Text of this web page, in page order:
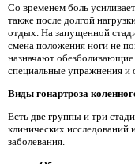
Со временем боль
также после долгой
отдых. На запущенной
смена положения ноги не
назначают
специальные упражнения и
Виды гонартроза
Есть две группы и три
клинических исследований
заболевания.